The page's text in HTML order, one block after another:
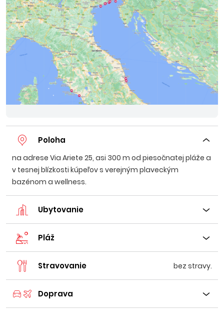
Poloha
na adrese Via Ariete 25, asi 300 m od piesočnatej pláže a
v tesnej blízkosti kúpeľov s verejným plaveckým
bazénom a wellness.
Ubytovanie
Pláž
Stravovanie bez stravy.
Doprava